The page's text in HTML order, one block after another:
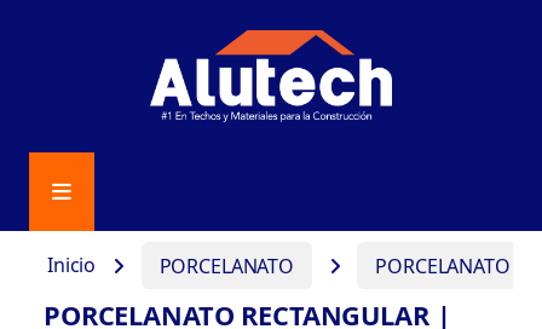
Inicio PORCELANATO PORCELANATO
PORCELANATO RECTANGULAR |